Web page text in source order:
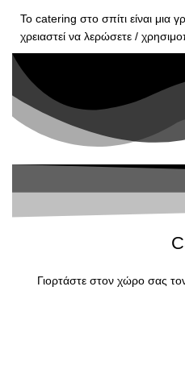
Το catering στο σπίτι είναι
χρειαστεί να λερώσετε /
Γιορτάστε στον χώρο σας